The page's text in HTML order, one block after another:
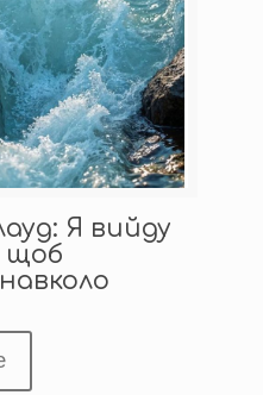
Я вийду
щоб